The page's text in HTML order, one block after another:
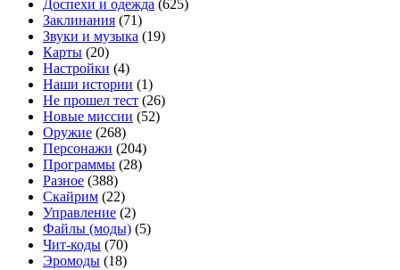
Доспехи и одежда (625)
Заклинания (71)
Звуки и музыка (19)
Карты (20)
Настройки (4)
Наши истории (1)
Не прошел тест (26)
Новые миссии (52)
Оружие (268)
Персонажи (204)
Программы (28)
Разное (388)
Скайрим (22)
Управление (2)
Файлы (моды) (5)
Чит-коды (70)
Эромоды (18)